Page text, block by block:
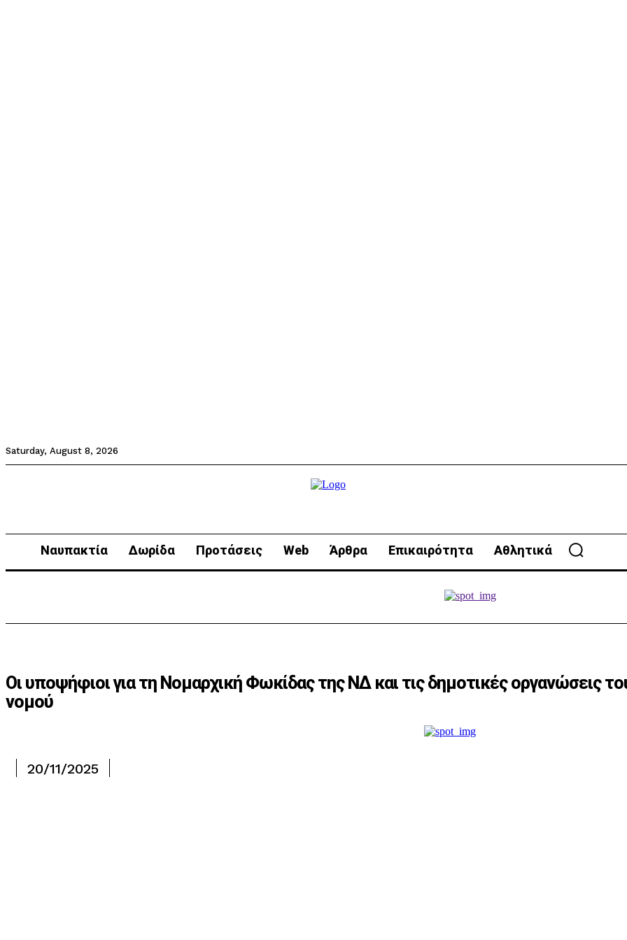
Saturday, August 8, 2026
Ναυπακτία Δωρίδα Προτάσεις Web Άρθρα Επικαιρότητα Αθλητικά
Οι υποψήφιοι για τη Νομαρχική Φωκίδας της ΝΔ και τις δημοτικές οργανώσεις
νομού
20/11/2025